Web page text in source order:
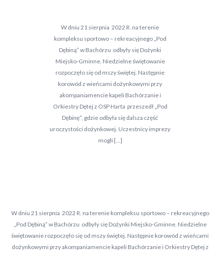
W dniu 21 sierpnia 2022 R. na terenie
kompleksu sportowo – rekreacyjnego „Pod
Dębiną” w Bachórzu odbyły się Dożynki
Miejsko-Gminne. Niedzielne świętowanie
rozpoczęło się od mszy świętej. Następnie
korowód z wieńcami dożynkowymi przy
akompaniamencie kapeli Bachórzanie i
Orkiestry Dętej z OSP Harta przeszedł „Pod
Dębinę”, gdzie odbyła się dalsza część
uroczystości dożynkowej. Uczestnicy imprezy
mogli […]
W dniu 21 sierpnia 2022 R. na terenie kompleksu sportowo – rekreacyjnego
„Pod Dębiną” w Bachórzu odbyły się Dożynki Miejsko-Gminne. Niedzielne
świętowanie rozpoczęło się od mszy świętej. Następnie korowód z wieńcami
dożynkowymi przy akompaniamencie kapeli Bachórzanie i Orkiestry Dętej z